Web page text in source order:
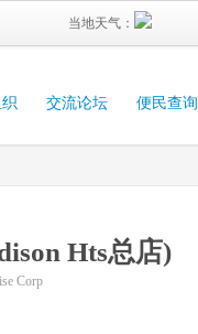
当地天气：
交流论坛 便民查询
Hts总店)
Corp